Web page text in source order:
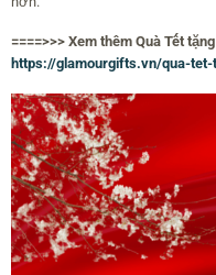
====>>> Xem thêm Quà Tết
https://glamourgifts.vn/qua-